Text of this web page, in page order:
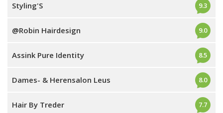
Styling'S 9.3
@Robin Hairdesign 9.0
Assink Pure Identity 8.5
Dames- & Herensalon Leus 8.0
Hair By Treder 7.7